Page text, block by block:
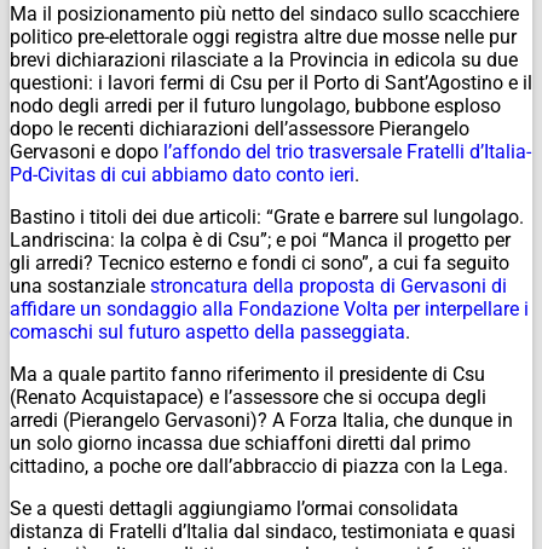
Ma il posizionamento più netto del sindaco sullo scacchiere
politico pre-elettorale oggi registra altre due mosse nelle pur
brevi dichiarazioni rilasciate a la Provincia in edicola su due
questioni: i lavori fermi di Csu per il Porto di Sant’Agostino e il
nodo degli arredi per il futuro lungolago, bubbone esploso
dopo le recenti dichiarazioni dell’assessore Pierangelo
Gervasoni e dopo l’affondo del trio trasversale Fratelli d’Italia-
Pd-Civitas di cui abbiamo dato conto ieri.
Bastino i titoli dei due articoli: “Grate e barrere sul lungolago.
Landriscina: la colpa è di Csu”; e poi “Manca il progetto per
gli arredi? Tecnico esterno e fondi ci sono”, a cui fa seguito
una sostanziale stroncatura della proposta di Gervasoni di
affidare un sondaggio alla Fondazione Volta per interpellare i
comaschi sul futuro aspetto della passeggiata.
Ma a quale partito fanno riferimento il presidente di Csu
(Renato Acquistapace) e l’assessore che si occupa degli
arredi (Pierangelo Gervasoni)? A Forza Italia, che dunque in
un solo giorno incassa due schiaffoni diretti dal primo
cittadino, a poche ore dall’abbraccio di piazza con la Lega.
Se a questi dettagli aggiungiamo l’ormai consolidata
distanza di Fratelli d’Italia dal sindaco, testimoniata e quasi